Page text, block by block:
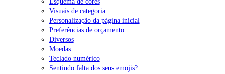
Esquema de cores
Visuais de categoria
Personalização da página inicial
Preferências de orçamento
Diversos
Moedas
Teclado numérico
Sentindo falta dos seus emojis?